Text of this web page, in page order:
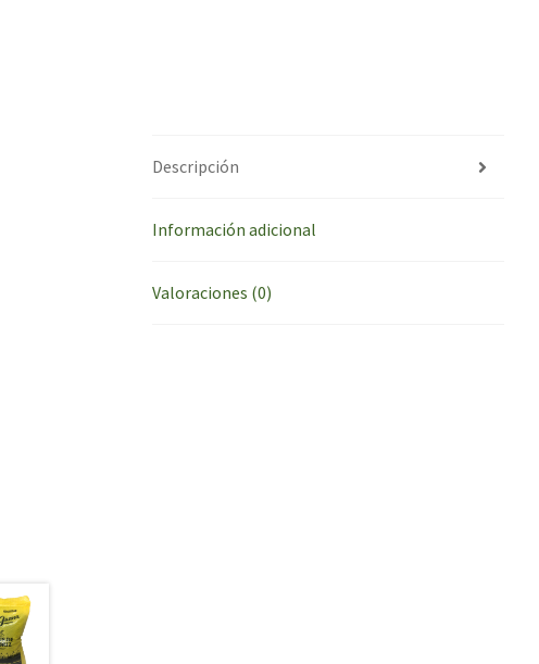
Descripción
Información adicional
Valoraciones (0)